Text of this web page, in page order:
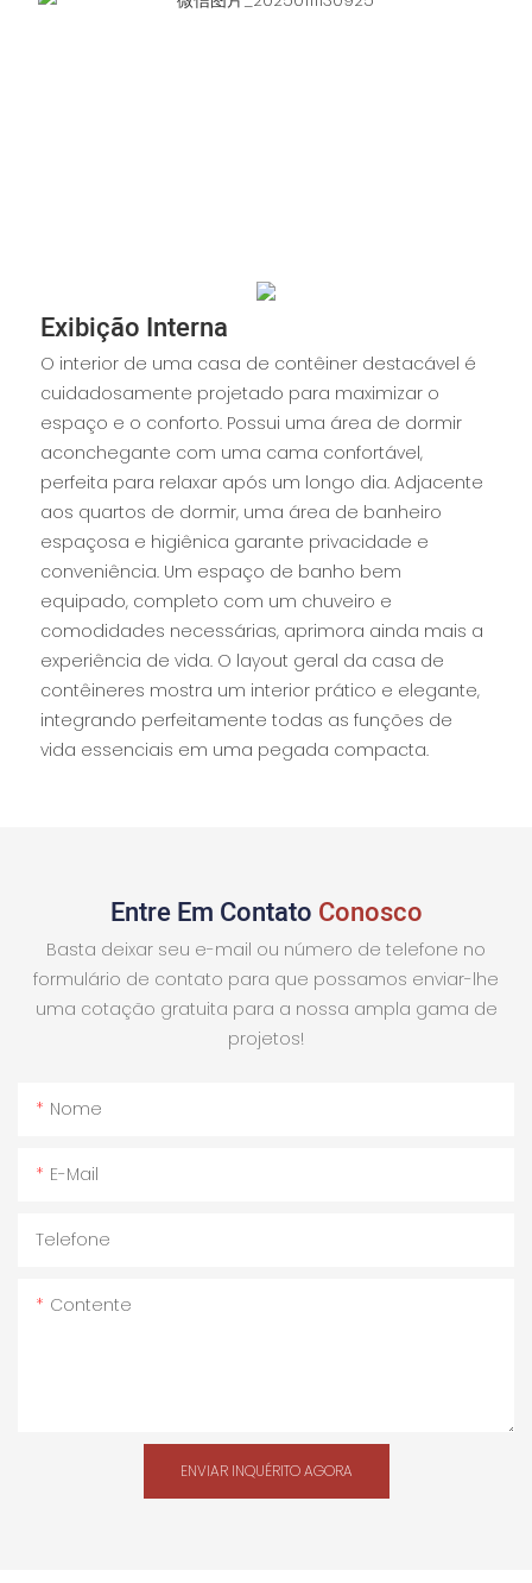
Exibição Interna
O interior de uma casa de contêiner destacável é
cuidadosamente projetado para maximizar o
espaço e o conforto. Possui uma área de dormir
aconchegante com uma cama confortável,
perfeita para relaxar após um longo dia. Adjacente
aos quartos de dormir, uma área de banheiro
espaçosa e higiênica garante privacidade e
conveniência. Um espaço de banho bem
equipado, completo com um chuveiro e
comodidades necessárias, aprimora ainda mais a
experiência de vida. O layout geral da casa de
contêineres mostra um interior prático e elegante,
integrando perfeitamente todas as funções de
vida essenciais em uma pegada compacta.
Entre Em Contato Conosco
Basta deixar seu e-mail ou número de telefone no
formulário de contato para que possamos enviar-lhe
uma cotação gratuita para a nossa ampla gama de
projetos!
Nome
E-Mail
Telefone
Contente
ENVIAR INQUÉRITO AGORA